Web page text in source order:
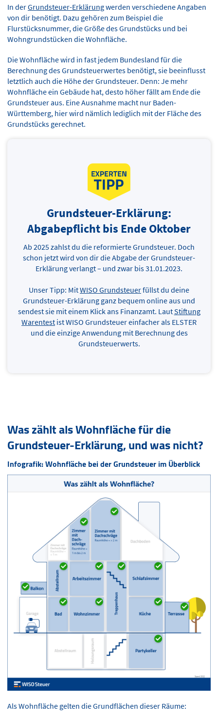
In derGrundsteuer-Erklärungwerden verschiedene Angaben
von dir benötigt. Dazu gehören zum Beispiel die
Flurstücksnummer, die Größe des Grundstücks und bei
Wohngrundstücken die Wohnfläche.
Die Wohnfläche wird in fast jedem Bundesland für die
Berechnung des Grundsteuerwertes benötigt, sie beeinflusst
letztlich auch die Höhe der Grundsteuer. Denn: Je mehr
Wohnfläche ein Gebäude hat, desto höher fällt am Ende die
Grundsteuer aus. Eine Ausnahme macht nur Baden-
Württemberg, hier wird nämlich lediglich mit der Fläche des
Grundstücks gerechnet.
Grundsteuer-Erklärung:
Abgabepflicht bis Ende Oktober
Ab 2025 zahlst du die reformierte Grundsteuer. Doch
schon jetzt wird von dir die Abgabe der Grundsteuer-
Erklärung verlangt – und zwar bis 31.01.2023.
Unser Tipp: MitWISO Grundsteuerfüllst du deine
Grundsteuer-Erklärung ganz bequem online aus und
sendest sie mit einem Klick ans Finanzamt. LautStiftung
Warentest ist WISO Grundsteuer einfacher als ELSTER
und die einzige Anwendung mit Berechnung des
Grundsteuerwerts.
Was zählt als Wohnfläche für die
Grundsteuer-Erklärung, und was nicht?
Infografik: Wohnfläche bei der Grundsteuer im Überblick
Als Wohnfläche gelten die Grundflächen dieser Räume: